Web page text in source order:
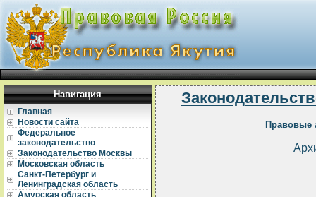
Навигация
Главная
Новости сайта
Федеральное
законодательство
Законодательство Москвы
Московская область
Санкт-Петербург и
Ленинградская область
Амурская область
Правовые